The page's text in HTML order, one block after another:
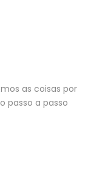
as coisas por
passo a passo